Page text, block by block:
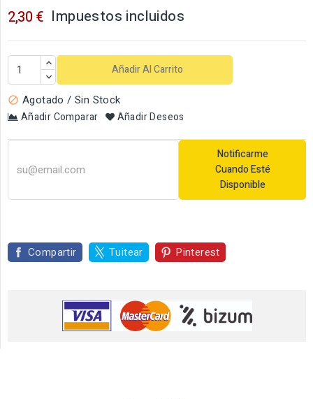
2,30 € Impuestos incluidos
Añadir Al Carrito
 Agotado / Sin Stock
Añadir Comparar Añadir Deseos
Notificarme
Cuando Esté
Disponible
Compartir Tuitear Pinterest